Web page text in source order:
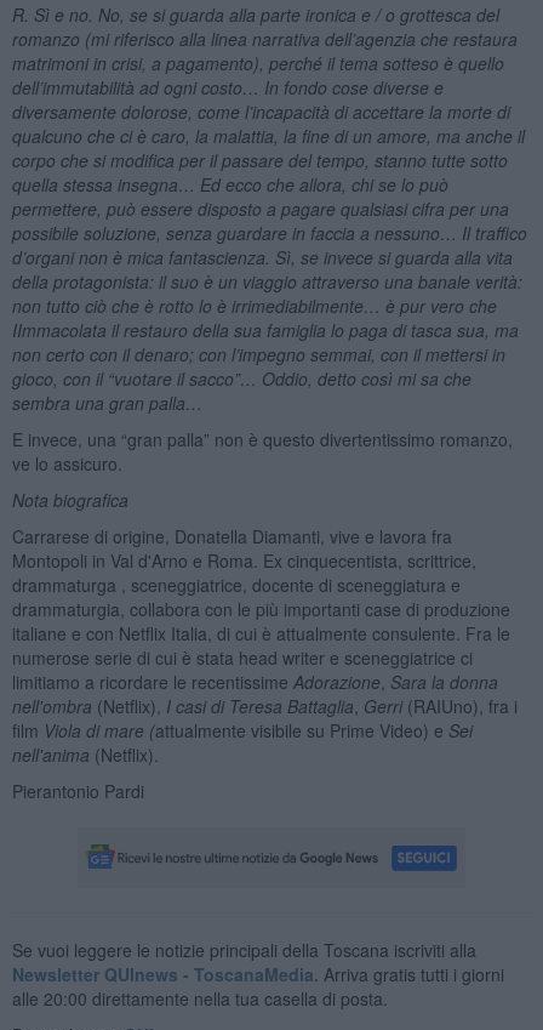
R. Sì e no. No, se si guarda alla parte ironica e / o grottesca del
romanzo (mi riferisco alla linea narrativa dell’agenzia che restaura
matrimoni in crisi, a pagamento), perché il tema sotteso è quello
dell’immutabilità ad ogni costo… In fondo cose diverse e
diversamente dolorose, come l’incapacità di accettare la morte di
qualcuno che ci è caro, la malattia, la fine di un amore, ma anche il
corpo che si modifica per il passare del tempo, stanno tutte sotto
quella stessa insegna… Ed ecco che allora, chi se lo può
permettere, può essere disposto a pagare qualsiasi cifra per una
possibile soluzione, senza guardare in faccia a nessuno… Il traffico
d’organi non è mica fantascienza. Sì, se invece si guarda alla vita
della protagonista: il suo è un viaggio attraverso una banale verità:
non tutto ciò che è rotto lo è irrimediabilmente… è pur vero che
IImmacolata il restauro della sua famiglia lo paga di tasca sua, ma
non certo con il denaro; con l’impegno semmai, con il mettersi in
gioco, con il “vuotare il sacco”… Oddio, detto così mi sa che
sembra una gran palla…
E invece, una “gran palla” non è questo divertentissimo romanzo,
ve lo assicuro.
Nota biografica
Carrarese di origine, Donatella Diamanti, vive e lavora fra
Montopoli in Val d'Arno e Roma. Ex cinquecentista, scrittrice,
drammaturga , sceneggiatrice, docente di sceneggiatura e
drammaturgia, collabora con le più importanti case di produzione
italiane e con Netflix Italia, di cui è attualmente consulente. Fra le
numerose serie di cui è stata head writer e sceneggiatrice ci
limitiamo a ricordare le recentissime Adorazione Sara la donna
nell'ombra (Netflix), I casi di Teresa Battaglia Gerri(RAIUno), fra i
film Viola di mare (attualmente visibile su Prime Video) e Sei
nell'anima (Netflix).
Pierantonio Pardi
Se vuoi leggere le notizie principali della Toscana iscriviti alla
Newsletter QUInews - ToscanaMedia. Arriva gratis tutti i giorni
alle 20:00 direttamente nella tua casella di posta.